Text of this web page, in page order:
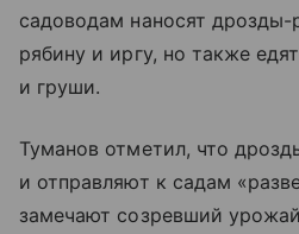
садоводам наносят
рябину и иргу, но также
и груши.
Туманов отметил, что
и отправляют к садам
замечают созревший